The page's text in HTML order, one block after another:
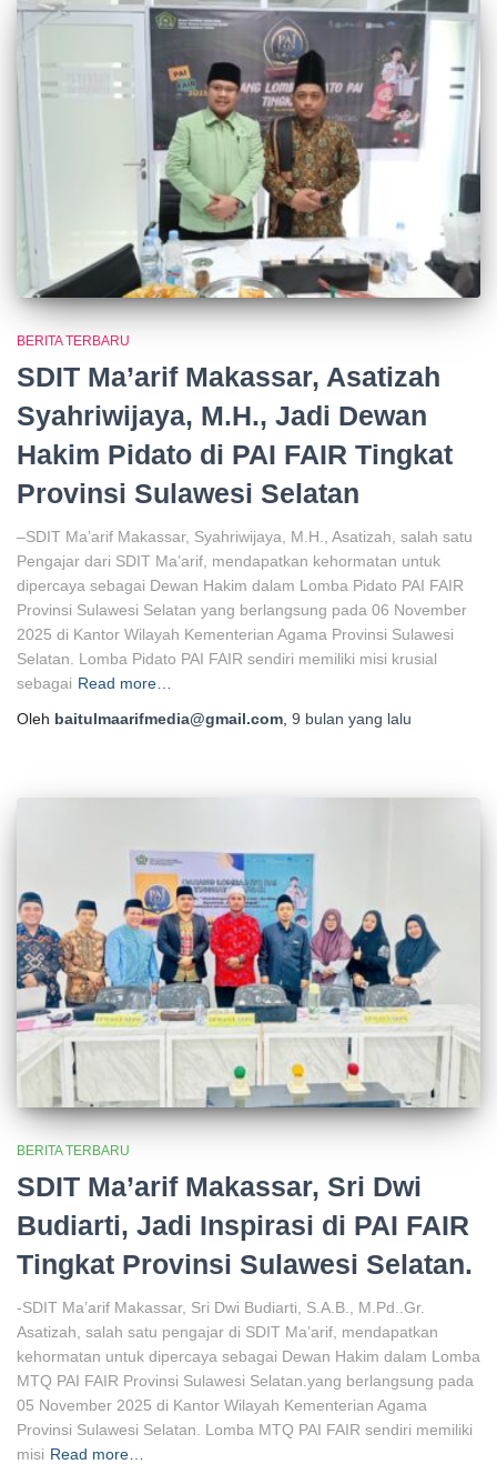
BERITA TERBARU
SDIT Ma’arif Makassar, Asatizah
Syahriwijaya, M.H., Jadi Dewan
Hakim Pidato di PAI FAIR Tingkat
Provinsi Sulawesi Selatan
–SDIT Ma’arif Makassar, Syahriwijaya, M.H., Asatizah, salah satu
Pengajar dari SDIT Ma’arif, mendapatkan kehormatan untuk
dipercaya sebagai Dewan Hakim dalam Lomba Pidato PAI FAIR
Provinsi Sulawesi Selatan yang berlangsung pada 06 November
2025 di Kantor Wilayah Kementerian Agama Provinsi Sulawesi
Selatan. Lomba Pidato PAI FAIR sendiri memiliki misi krusial
sebagai Read more…
Oleh baitulmaarifmedia@gmail.com, 9 bulan yang lalu
BERITA TERBARU
SDIT Ma’arif Makassar, Sri Dwi
Budiarti, Jadi Inspirasi di PAI FAIR
Tingkat Provinsi Sulawesi Selatan.
-SDIT Ma’arif Makassar, Sri Dwi Budiarti, S.A.B., M.Pd..Gr.
Asatizah, salah satu pengajar di SDIT Ma’arif, mendapatkan
kehormatan untuk dipercaya sebagai Dewan Hakim dalam Lomba
MTQ PAI FAIR Provinsi Sulawesi Selatan.yang berlangsung pada
05 November 2025 di Kantor Wilayah Kementerian Agama
Provinsi Sulawesi Selatan. Lomba MTQ PAI FAIR sendiri memiliki
misi Read more…